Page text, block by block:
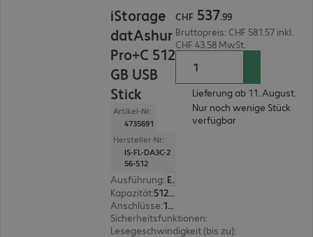
iStorage
datAshur
Pro+C 512
GB USB
Stick
Artikel-Nr:
4735691
Hersteller-Nr:
IS-FL-DA3C-2
56-512
Ausführung:
Europäisch
Kapazität:
512 GB
Anschlüsse: 1 x USB 3.2 Typ C
Sicherheitsfunktionen:
Lesegeschwindigkeit (bis zu):
CHF 537.99
Bruttopreis: CHF 581.57 inkl.
CHF 43.58 MwSt.
Lieferung ab 11. August.
Nur noch wenige Stück
verfügbar